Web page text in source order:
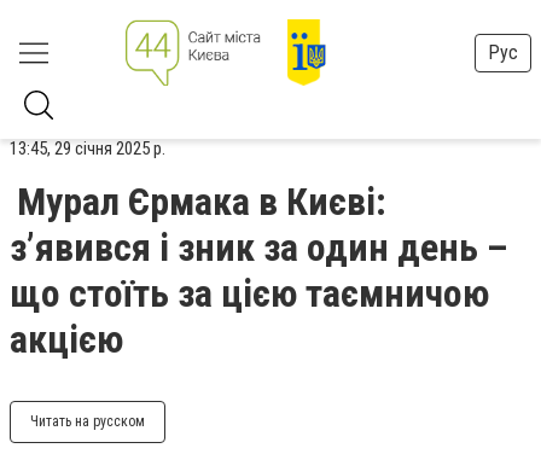
Рус
13:45, 29 січня 2025 р.
Мурал Єрмака в Києві:
з’явився і зник за один день –
що стоїть за цією таємничою
акцією
Читать на русском